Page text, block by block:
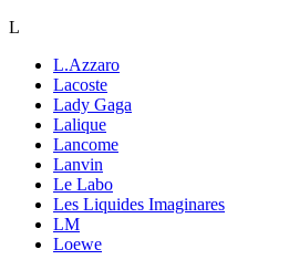
L
L.Azzaro
Lacoste
Lady Gaga
Lalique
Lancome
Lanvin
Le Labo
Les Liquides Imaginares
LM
Loewe